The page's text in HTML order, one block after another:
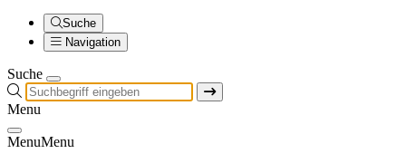
Suche
Navigation
Suche
Menu
MenuMenu